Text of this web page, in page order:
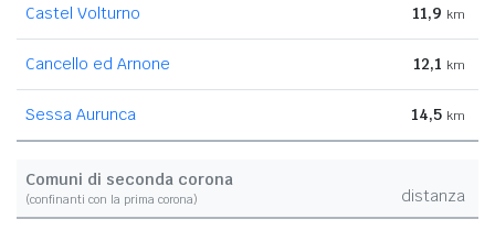
Castel Volturno 11,9 km
Cancello ed Arnone 12,1 km
Sessa Aurunca 14,5 km
Comuni di seconda corona
(confinanti con la prima corona) distanza